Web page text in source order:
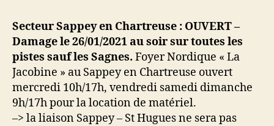
Secteur Sappey en Chartreuse : OUVERT –
Damage le 26/01/2021 au soir sur toutes les
pistes sauf les Sagnes. Foyer Nordique « La
Jacobine » au Sappey en Chartreuse ouvert
mercredi 10h/17h, vendredi samedi dimanche
9h/17h pour la location de matériel.
–> la liaison Sappey – St Hugues ne sera pas